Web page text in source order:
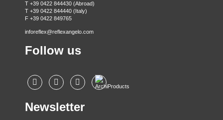
T +39 0422 844430 (Abroad)
T +39 0422 844440 (Italy)
F +39 0422 849765
inforeflex@reflexangelo.com
Follow us
Newsletter